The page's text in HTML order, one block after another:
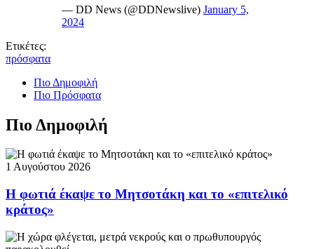
— DD News (@DDNewslive) January 5,
2024
Ετικέτες:
πρόσφατα
Πιο Δημοφιλή
Πιο Πρόσφατα
Πιο Δημοφιλή
1 Αυγούστου 2026
Η φωτιά έκαψε το Μητσοτάκη και το «επιτελικό
κράτος»